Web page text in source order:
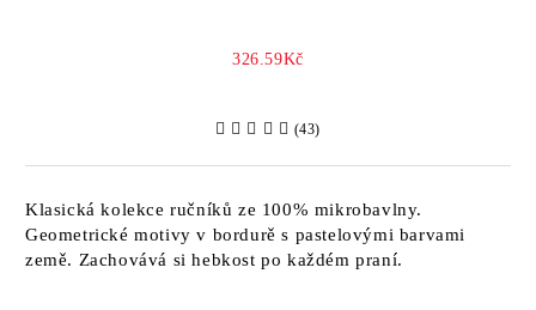
326.59Kč
(43)
Klasická kolekce ručníků ze 100% mikrobavlny.
Geometrické motivy v bordurě s pastelovými barvami
země. Zachovává si hebkost po každém praní.